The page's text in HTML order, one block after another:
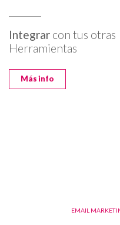
Integrar con tus otras
Herramientas
Más info
EMAIL